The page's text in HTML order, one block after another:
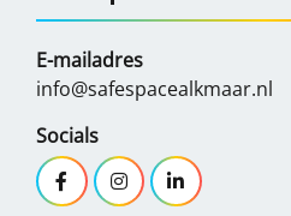
E-mailadres
info@safespacealkmaar.nl
Socials